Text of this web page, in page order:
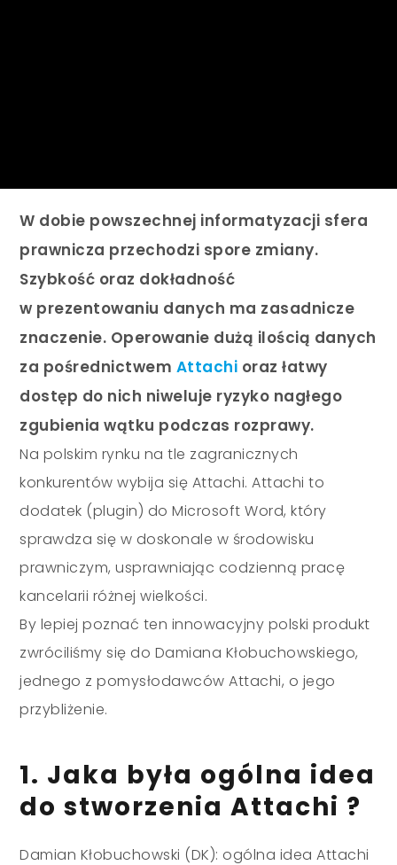
W dobie powszechnej informatyzacji sfera
prawnicza przechodzi spore zmiany.
Szybkość oraz dokładność
w prezentowaniu danych ma zasadnicze
znaczenie. Operowanie dużą ilością danych
za pośrednictwem Attachi oraz łatwy
dostęp do nich niweluje ryzyko nagłego
zgubienia wątku podczas rozprawy.
Na polskim rynku na tle zagranicznych
konkurentów wybija się Attachi. Attachi to
dodatek (plugin) do Microsoft Word, który
sprawdza się w doskonale w środowisku
prawniczym, usprawniając codzienną pracę
kancelarii różnej wielkości.
By lepiej poznać ten innowacyjny polski produkt
zwróciliśmy się do Damiana Kłobuchowskiego,
jednego z pomysłodawców Attachi, o jego
przybliżenie.
1. Jaka była ogólna idea
do stworzenia Attachi ?
Damian Kłobuchowski (DK): ogólna idea Attachi